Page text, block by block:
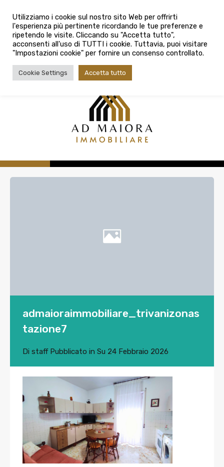
080 3759025
Città
Tipologia contratto
Tipologia contratto
admaioraimmobiliare_trivanizonas
tazione7
Di staffPubblicato in Su 24 Febbraio 2026
Utilizziamo i cookie sul nostro sito Web per offrirti
l'esperienza più pertinente ricordando le tue preferenze e
ripetendo le visite. Cliccando su "Accetta tutto",
acconsenti all'uso di TUTTI i cookie. Tuttavia, puoi visitare
"Impostazioni cookie" per fornire un consenso controllato.
Cookie Settings Accetta tutto